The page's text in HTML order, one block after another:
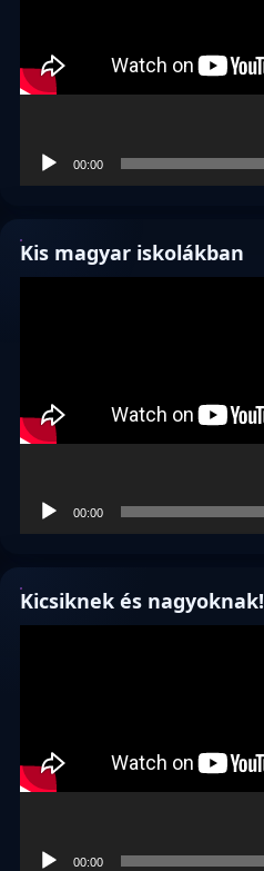
00:00
Kis magyar iskolákban
00:00
Kicsiknek és nagyoknak!
00:00